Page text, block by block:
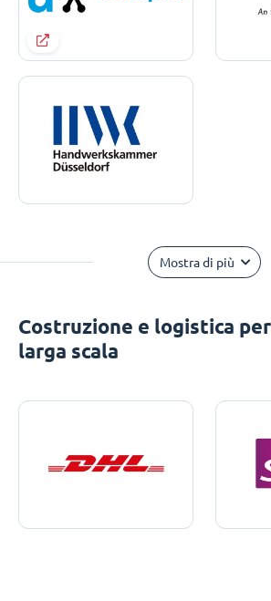
Mostra di più
Costruzione e logistica
larga scala